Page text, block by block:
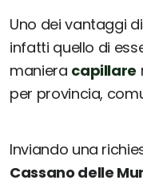
Uno dei vantaggi di
infatti quello di
maniera capillare
per provincia,
Inviando una
Cassano delle